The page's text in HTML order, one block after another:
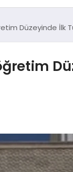
Düzeyinde İlk